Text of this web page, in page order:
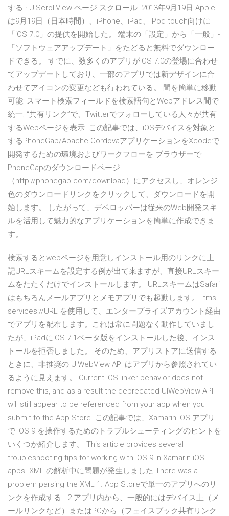
する · UIScrollView ページ スクロール. 2013年9月19日 Apple
は9月19日（日本時間）、iPhone、iPad、iPod touch向けに
「iOS 7.0」の提供を開始した。 端末の「設定」から「一般」-
「ソフトウェアアップデート」をたどると無料でダウンロー
ドできる。 すでに、数多くのアプリがiOS 7.0の登場に合わせ
てアップデートしており、一部のアプリでは新デザインに合
わせてアイコンの変更なども行われている。 間を簡単に移動
可能; スマート検索フィールドを検索語句とWebアドレス間で
統一; “共有リンク”で、Twitterでフォローしている人々が共有
するWebページを表示 この記事では、iOSデバイスを対象と
するPhoneGap/Apache CordovaアプリケーションをXcodeで
開発するための環境およびワークフローを ブラウザーで
PhoneGapのダウンロードページ
（http://phonegap.com/download）にアクセスし、オレンジ
色のダウンロードリンクをクリックして、ダウンロードを開
始します。 したがって、デベロッパーは従来のWeb開発スキ
ルを活用して魅力的なアプリケーションを簡単に作成できま
す。
検索するとwebページを用意しインストール用のリンクに上
記URLスキームを設定する例が出て来ますが、直接URLスキー
ムをたたくだけでインストールします。 URLスキームはSafari
はもちろんメールアプリとメモアプリでも起動します。 itms-
services://URL を使用して、エンタープライズアカウント経由
でアプリを配布します。これは常に問題なく動作していまし
たが、iPadにiOS 7.1ベータ版をインストールした後、インス
トールを拒否しました。 そのため、アプリストアに送信する
ときに、非推奨の UIWebView API はアプリから参照されてい
るように見えます。 Current iOS linker behavior does not
remove this, and as a result the deprecated UIWebView API
will still appear to be referenced from your app when you
submit to the App Store. この記事では、Xamarin iOS アプリ
で iOS 9 を操作するためのトラブルシューティングのヒントを
いくつか紹介します。 This article provides several
troubleshooting tips for working with iOS 9 in Xamarin.iOS
apps. XML の解析中に問題が発生しました There was a
problem parsing the XML 1. App Storeで単一のアプリへのリ
ンクを作成する . 2.アプリ内から、一般的にはデバイス上（メ
ールリンクなど）またはPCから（フェイスブック共有リンク